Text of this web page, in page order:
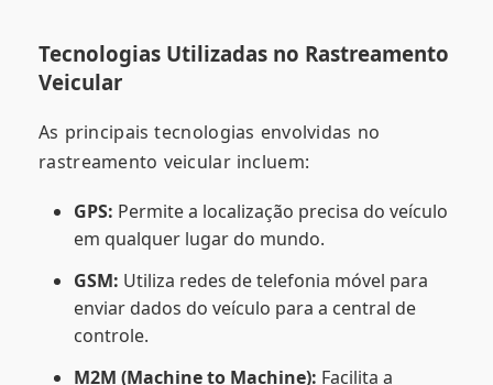
Tecnologias Utilizadas no Rastreamento
Veicular
As principais tecnologias envolvidas no
rastreamento veicular incluem:
GPS: Permite a localização precisa do veículo
em qualquer lugar do mundo.
GSM: Utiliza redes de telefonia móvel para
enviar dados do veículo para a central de
controle.
M2M (Machine to Machine): Facilita a